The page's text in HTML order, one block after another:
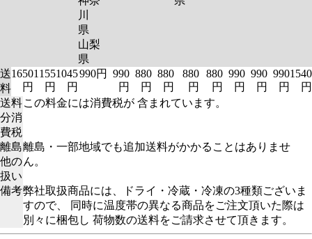
川
県
山梨
県
送
料
1650
円
1155
円
1045
円
990円
990
円
880
円
880
円
880
円
880
円
990
円
990
円
990
円
1540
円
送料
分消
費税
この料金には消費税が 含まれています。
離島
他の
扱い
離島・一部地域でも追加送料がかかることはありませ
ん。
備考弊社取扱商品には、ドライ・冷蔵・冷凍の3種類ございま
すので、 同時に温度帯の異なる商品をご注文頂いた際は
別々に梱包し 荷物数の送料をご請求させて頂きます。